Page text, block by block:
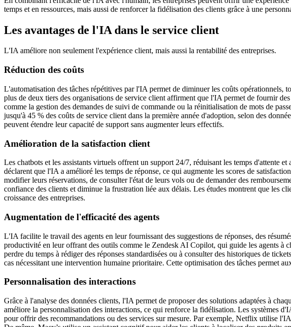
temps et en ressources, mais aussi de renforcer la fidélisation des clients grâce à une
Les avantages de l'IA dans le service client
L'IA améliore non seulement l'expérience client, mais aussi la rentabilité des entreprises.
Réduction des coûts
L'automatisation des tâches répétitives par l'IA permet de diminuer les coûts opérationnels,
plus de deux tiers des organisations de service client affirment que l'IA permet de fournir
comme la gestion des demandes de suivi de commande ou la réinitialisation de mots de
jusqu'à 45 % des coûts de service client dans la première année d'adoption, selon des
peuvent étendre leur capacité de support sans augmenter leurs effectifs.
Amélioration de la satisfaction client
Les chatbots et les assistants virtuels offrent un support 24/7, réduisant les temps d'attente
déclarent que l'IA a amélioré les temps de réponse, ce qui augmente les scores de
modifier leurs réservations, de consulter l'état de leurs vols ou de demander des
confiance des clients et diminue la frustration liée aux délais. Les études montrent que les
croissance des entreprises.
Augmentation de l'efficacité des agents
L'IA facilite le travail des agents en leur fournissant des suggestions de réponses, des
productivité en leur offrant des outils comme le Zendesk AI Copilot, qui guide les agents à
perdre du temps à rédiger des réponses standardisées ou à consulter des historiques de
cas nécessitant une intervention humaine prioritaire. Cette optimisation des tâches permet
Personnalisation des interactions
Grâce à l'analyse des données clients, l'IA permet de proposer des solutions adaptées à
améliore la personnalisation des interactions, ce qui renforce la fidélisation. Les systèmes
pour offrir des recommandations ou des services sur mesure. Par exemple, Netflix utilise